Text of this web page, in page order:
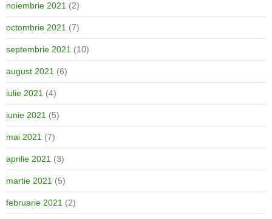
noiembrie 2021 (2)
octombrie 2021 (7)
septembrie 2021 (10)
august 2021 (6)
iulie 2021 (4)
iunie 2021 (5)
mai 2021 (7)
aprilie 2021 (3)
martie 2021 (5)
februarie 2021 (2)